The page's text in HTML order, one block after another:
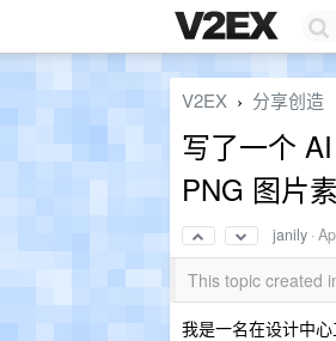
V2EX › 分享创造
写了一个
PNG 图片
janily ·
This topic created
我是一名在设计中